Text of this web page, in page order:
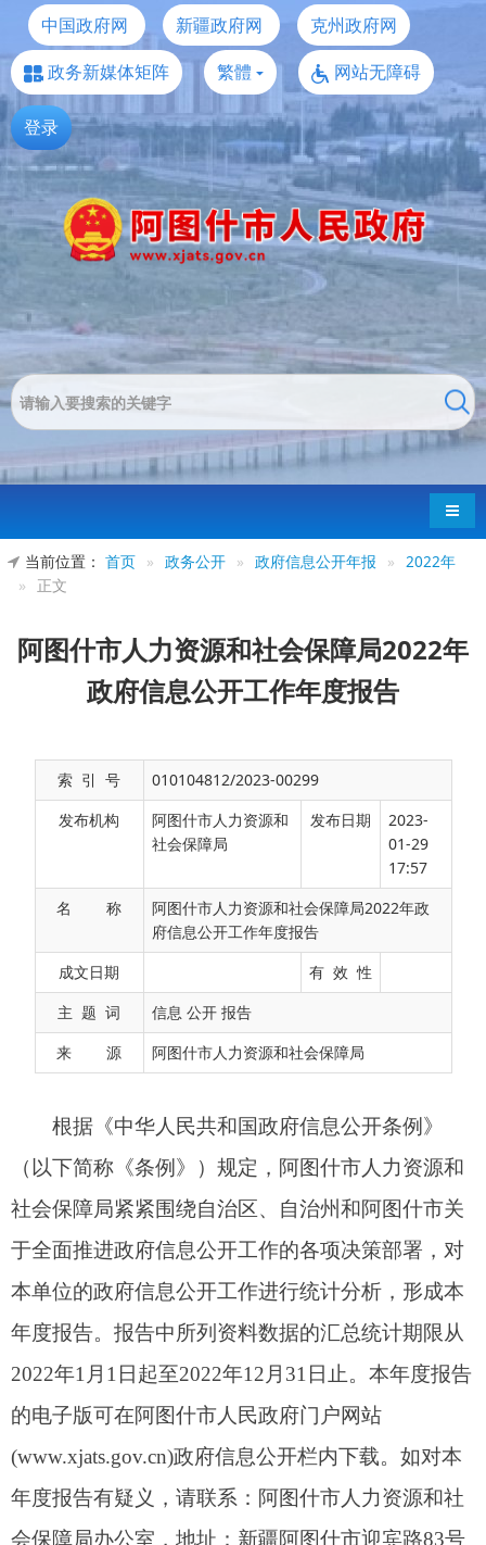
中国政府网 新疆政府网
克州政府网
政务新媒体矩阵
繁體 网站无障碍
登录
导航
当前位置： 首页 » 政务公开 » 政府信息公开年报 »
2022年
»
正文
阿图什市人力资源和社会保障局2022年
政府信息公开工作年度报告
索 引 号
010104812/2023-00299
发布机构
阿图什市人力资源和
社会保障局
发布日期
2023-
01-29
17:57
名 称
阿图什市人力资源和社会保障局2022年政
府信息公开工作年度报告
成文日期
有 效 性
主 题 词
信息 公开 报告
来 源
阿图什市人力资源和社会保障局
根据《中华人民共和国政府信息公开条例》
（以下简称《条例》）规定，阿图什市人力资源和
社会保障局紧紧围绕自治区、自治州和阿图什市关
于全面推进政府信息公开工作的各项决策部署，对
本单位的政府信息公开工作进行统计分析，形成本
的电子版可在阿图什市人民政府门户网站
(www.xjats.gov.cn)政府信息公开栏内下载。如对本
年度报告有疑义，请联系：阿图什市人力资源和社
会保障局办公室，地址：新疆阿图什市迎宾路83号
一、总体情况
2022年，我局坚持以习近平新时代中国特色社
会主义思想为指导，认真贯彻落实《中华人民共和
国政府信息公开条例》和《2022年政务公开工作要